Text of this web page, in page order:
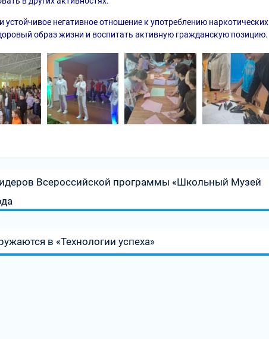
негативное отношение к употреблению наркотических
образ жизни и воспитать активную гражданскую позицию.
Всероссийской программы «Школьный Музей
в «Технологии успеха»